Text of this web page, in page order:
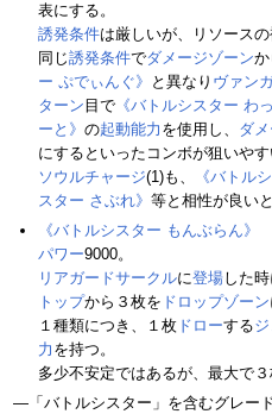
表にする。
誘発条件は厳しいが、リソースの
同じ誘発条件でダメージゾーン
ー ぷでぃんぐ》 と異なり ヴァン
ターン 目で 《バトルシスター わ
ーと》 の起動能力 を使用し、 ダ
にするといったコンボが狙いやす
ソウルチャージ(1)も、 《バトル
スター さぶれ》 等と相性が良い
《バトルシスター もんぶらん》
パワー9000。
リアガードサークルに登場した
トップから３枚を ドロップゾーン
１種類につき、１枚 ドローする
力 を持つ。
多少不安定ではあるが、最大で
―「バトルシスター」を含むグレー